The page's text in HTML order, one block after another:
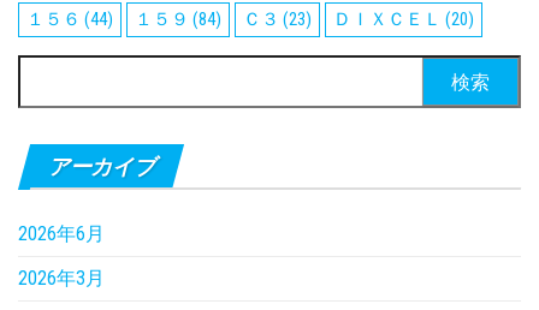
１５６ (44) １５９ (84) Ｃ３ (23) ＤＩＸＣＥＬ (20)
索:
アーカイブ
2026年6月
2026年3月